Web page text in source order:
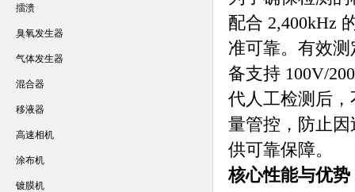
配合 2,400kHz
准可靠。有效
备支持 100V/
代人工检测后
量管控，防止
供可靠保障。
核心性能与优势
擂溃
臭氧发生器
气体发生器
混合器
移液器
高速相机
涂布机
镀膜机